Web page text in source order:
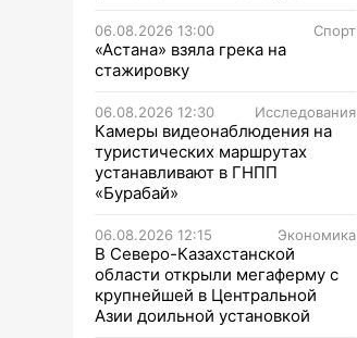
06.08.2026 13:00 Спорт
«Астана» взяла грека на
стажировку
06.08.2026 12:30 Исследования
Камеры видеонаблюдения на
туристических маршрутах
устанавливают в ГНПП
«Бурабай»
06.08.2026 12:15 Экономика
В Северо-Казахстанской
области открыли мегаферму с
крупнейшей в Центральной
Азии доильной установкой